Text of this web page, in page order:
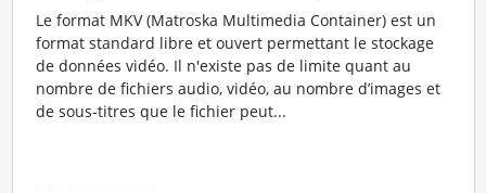
Le format MKV (Matroska Multimedia Container) est un
format standard libre et ouvert permettant le stockage
de données vidéo. Il n'existe pas de limite quant au
nombre de fichiers audio, vidéo, au nombre d’images et
de sous-titres que le fichier peut...